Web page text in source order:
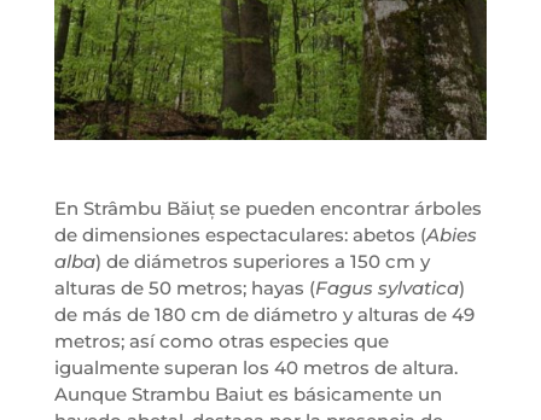
En Strâmbu Băiuț se pueden encontrar árboles
de dimensiones espectaculares: abetos (Abies
alba) de diámetros superiores a 150 cm y
alturas de 50 metros; hayas (Fagus sylvatica)
de más de 180 cm de diámetro y alturas de 49
metros; así como otras especies que
igualmente superan los 40 metros de altura.
Aunque Strambu Baiut es básicamente un